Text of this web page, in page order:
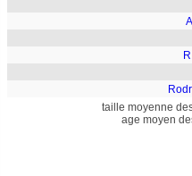
taille moyenne
age moyen